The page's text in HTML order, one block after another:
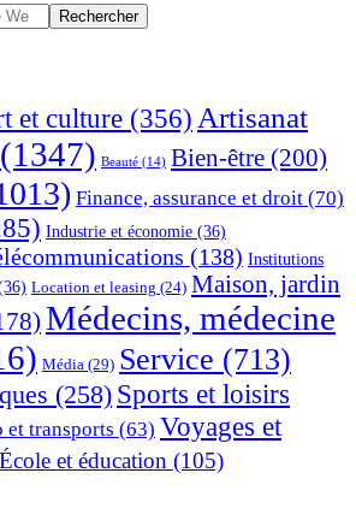
et culture (356) Artisanat
(1347) Beauté (14) Bien-être (200)
Finance, assurance et droit (70)
Industrie et économie (36)
(138) Institutions
Location et leasing (24) Maison, jardin
Médecins, médecine
Média (29) Service (713)
(258) Sports et loisirs
et transports (63) Voyages et
École et éducation (105)